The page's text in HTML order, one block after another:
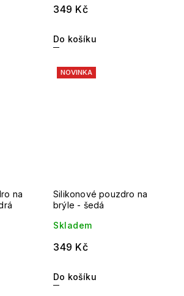
349 Kč
Do košíku
na
NOVINKA
Silikonové pouzdro na
brýle - šedá
Skladem
349 Kč
Do košíku